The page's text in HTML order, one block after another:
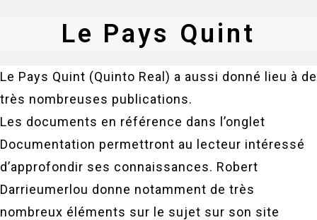
Le Pays Quint
Le Pays Quint (Quinto Real) a aussi donné lieu à de
très nombreuses publications.
Les documents en référence dans l’onglet
Documentation permettront au lecteur intéressé
d’approfondir ses connaissances. Robert
Darrieumerlou donne notamment de très
nombreux éléments sur le sujet sur son site